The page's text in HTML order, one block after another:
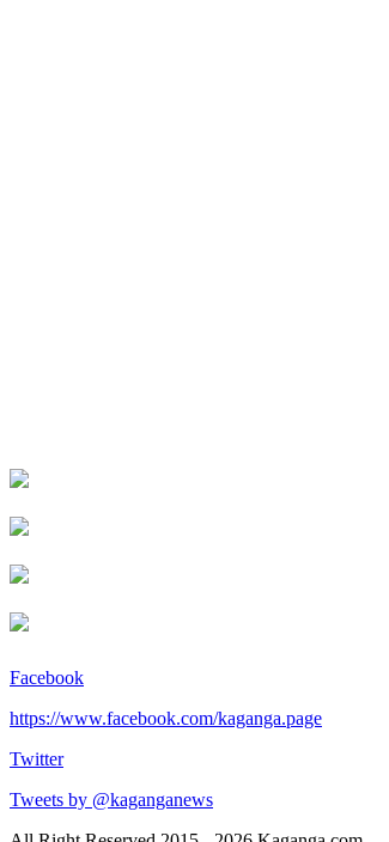
Facebook
https://www.facebook.com/kaganga.page
Twitter
Tweets by @kaganganews